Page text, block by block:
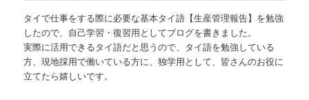
タイで仕事をする際に必要な基本タイ語【生産管理報告】を勉強
したので、自己学習・復習用としてブログを書きました。
実際に活用できるタイ語だと思うので、タイ語を勉強している
方、現地採用で働いている方に、独学用として、皆さんのお役に
立てたら嬉しいです。